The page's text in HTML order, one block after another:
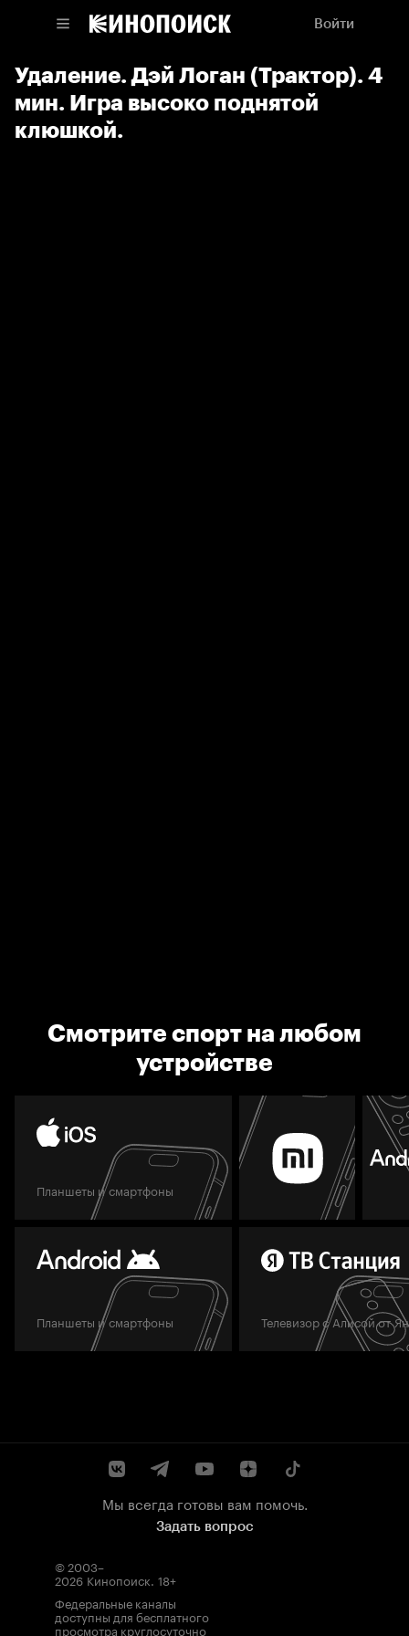
Войти
Удаление. Дэй Логан (Трактор). 4
мин. Игра высоко поднятой
клюшкой.
Смотрите спорт на любом
устройстве
Планшеты и смартфоны
Планшеты и смартфоны Телевизор с Алисой от
Мы всегда готовы вам помочь.
Задать вопрос
© 2003–
2026 Кинопоиск. 18+
Федеральные каналы
доступны для бесплатного
просмотра круглосуточно